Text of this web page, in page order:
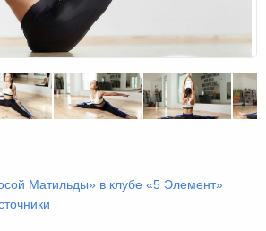
Матильды» в клубе «5 Элемент»